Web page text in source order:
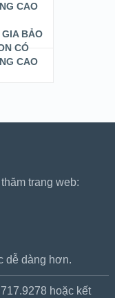
CAO
GIA BẢO
CÓ
CAO
trang web:
dễ dàng hơn.
hoặc kết